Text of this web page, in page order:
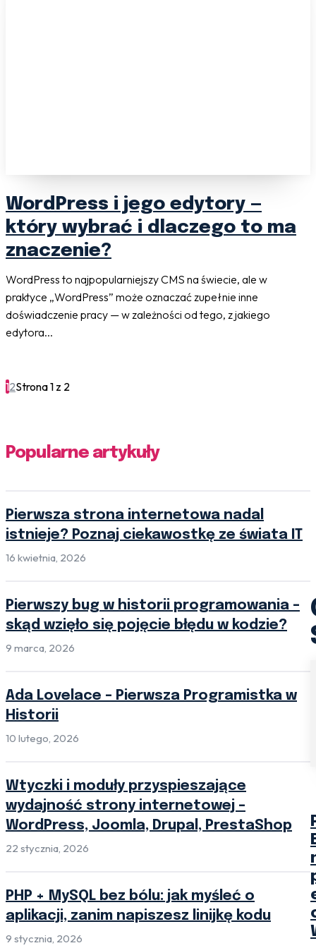
WordPress i jego edytory —
który wybrać i dlaczego to ma
znaczenie?
WordPress to najpopularniejszy CMS na świecie, ale w
praktyce „WordPress” może oznaczać zupełnie inne
doświadczenie pracy — w zależności od tego, z jakiego
edytora...
12Strona 1 z 2
Popularne artykuły
Pierwsza strona internetowa nadal
istnieje? Poznaj ciekawostkę ze świata IT
16 kwietnia, 2026
Pierwszy bug w historii programowania –
skąd wzięło się pojęcie błędu w kodzie?
9 marca, 2026
Ada Lovelace – Pierwsza Programistka w
Historii
10 lutego, 2026
Wtyczki i moduły przyspieszające
wydajność strony internetowej –
WordPress, Joomla, Drupal, PrestaShop
22 stycznia, 2026
PHP + MySQL bez bólu: jak myśleć o
aplikacji, zanim napiszesz linijkę kodu
9 stycznia, 2026